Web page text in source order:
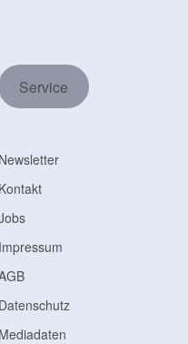
Service
Newsletter
Kontakt
Impressum
Datenschutz
Mediadaten